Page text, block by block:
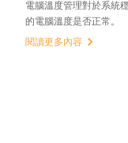
電腦溫度管理對於系統
的電腦溫度是否正常。
閱讀更多內容